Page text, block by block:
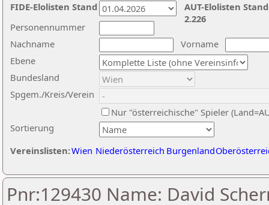
Nachname
Vorname
Ebene
Sortierung
Personennummer
Bundesland
Spgem./Kreis/Verein
Nur "österreichische" Spieler
Vereinslisten:Wien Niederösterreich Burgenland
AUT-Elolisten
2.226
FIDE-Elolisten Stand
Pnr:129430 Name: David